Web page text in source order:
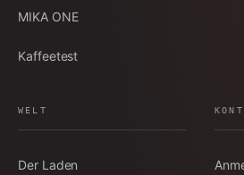
MIKA ONE
Kaffeetest
WELT
Der Laden